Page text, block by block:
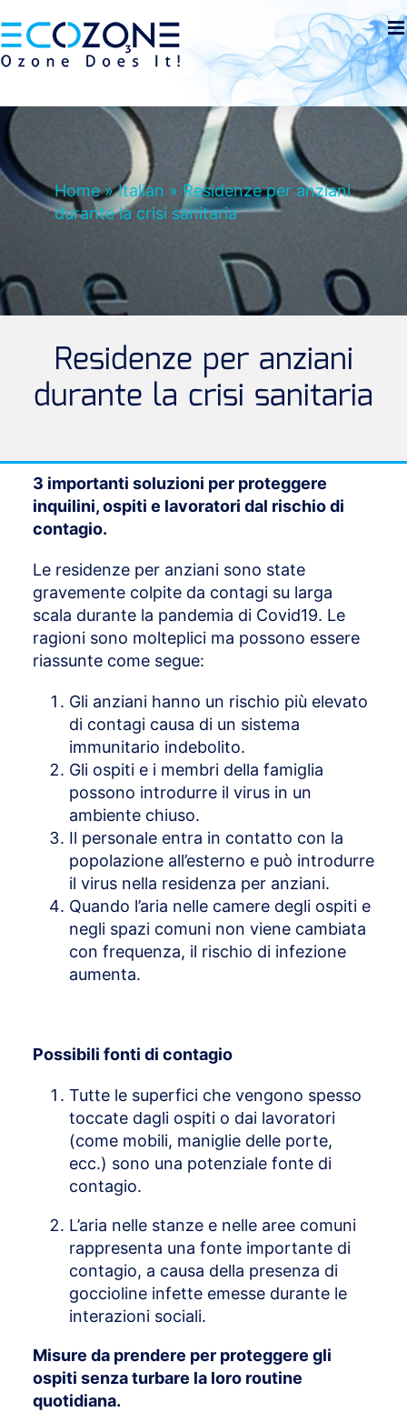
Open toolbar
to
content
Home»Italian » Residenze per anziani
durante la crisi sanitaria
Residenze per anziani
durante la crisi sanitaria
3 importanti soluzioni per proteggere
inquilini, ospiti e lavoratori dal rischio di
contagio.
Le residenze per anziani sono state
gravemente colpite da contagi su larga
scala durante la pandemia di Covid19. Le
ragioni sono molteplici ma possono essere
riassunte come segue:
Gli anziani hanno un rischio più elevato
di contagi causa di un sistema
immunitario indebolito.
Gli ospiti e i membri della famiglia
possono introdurre il virus in un
ambiente chiuso.
Il personale entra in contatto con la
popolazione all’esterno e può introdurre
il virus nella residenza per anziani.
Quando l’aria nelle camere degli ospiti e
negli spazi comuni non viene cambiata
con frequenza, il rischio di infezione
aumenta.
Possibili fonti di contagio
Tutte le superfici che vengono spesso
toccate dagli ospiti o dai lavoratori
(come mobili, maniglie delle porte,
ecc.) sono una potenziale fonte di
contagio.
L’aria nelle stanze e nelle aree comuni
rappresenta una fonte importante di
contagio, a causa della presenza di
goccioline infette emesse durante le
interazioni sociali.
Misure da prendere per proteggere gli
ospiti senza turbare la loro routine
quotidiana.